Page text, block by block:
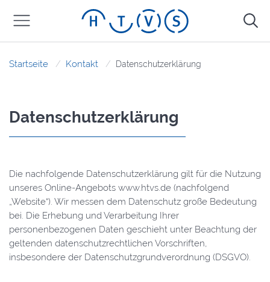
Startseite Kontakt Datenschutzerklärung
Datenschutzerklärung
Die nachfolgende Datenschutzerklärung gilt für die Nutzung
unseres Online-Angebots www.htvs.de (nachfolgend
„Website“). Wir messen dem Datenschutz große Bedeutung
bei. Die Erhebung und Verarbeitung Ihrer
personenbezogenen Daten geschieht unter Beachtung der
geltenden datenschutzrechtlichen Vorschriften,
insbesondere der Datenschutzgrundverordnung (DSGVO).